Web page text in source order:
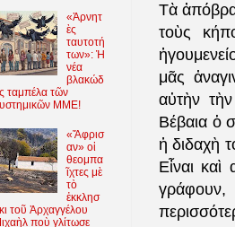
Τὰ
τοὺς
μᾶς
αὐτὴν
Βέβαια ὁ
ἡ διδαχὴ
Εἶναι
«Ἀρνητ
ὲς
ταυτοτή
των»: Ἡ
νέα
βλακώδ
ταμπέλα τῶν
ΜΜΕ!
«Ἄφρισ
αν» οἱ
θεομπα
ῖχτες μὲ
τὸ
ἐκκλησ
τοῦ Ἀρχαγγέλου
ποὺ γλίτωσε